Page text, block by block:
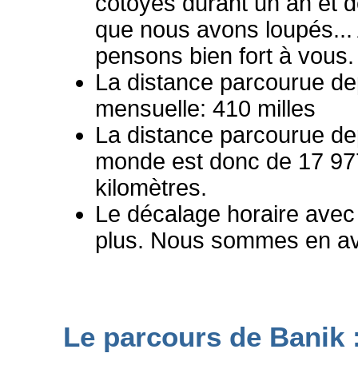
que nous avons
pensons bien fort à vous.
La distance parcourue
mensuelle: 410 milles
La distance parcourue
monde est donc de 17
kilomètres.
Le décalage horaire
plus. Nous sommes en
Le parcours de Banik